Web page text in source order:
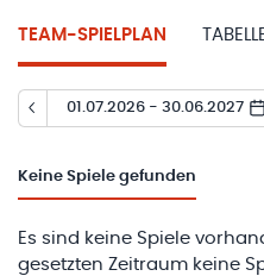
TEAM-SPIELPLAN
01.07.2026 - 30.06.2027
Keine Spiele gefunden
Es sind keine Spiele
gesetzten Zeitraum keine